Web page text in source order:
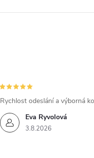
Eva Ryvolová
3.8.2026
Rychlost odeslání a výborná